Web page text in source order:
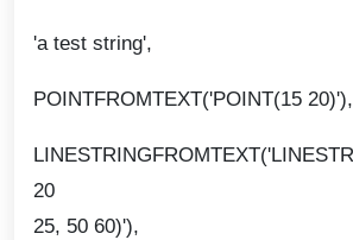
'a test string',
POINTFROMTEXT('POINT(15 20)'),
20
25, 50 60)'),